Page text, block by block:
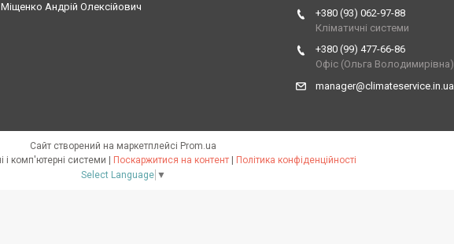
Міщенко Андрій Олексійович
+380 (93) 062-97-88
Кліматичні системи
+380 (99) 477-66-86
Офіс (Ольга Володимирівна)
manager@climateservice.in.ua
Сайт створений на маркетплейсі Prom.ua
Поскаржитися на контент
Політика конфіденційності
Select Language ▼